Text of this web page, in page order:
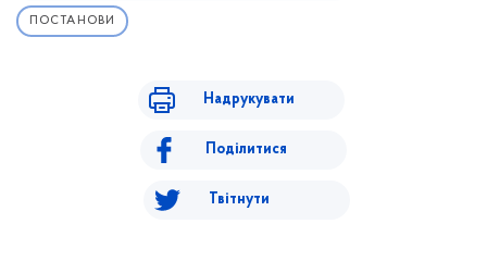
ПОСТАНОВИ
Надрукувати
Поділитися
Твітнути